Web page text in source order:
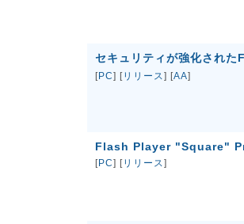
セキュリティが強化され
[PC] [リリース] [AA]
Flash Player "Square"
[PC] [リリース]